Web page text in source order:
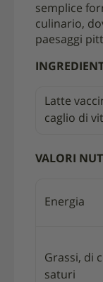
semplice
culinario,
paesaggi
Latte
caglio di
VALORI
Energia
Grassi, di
saturi